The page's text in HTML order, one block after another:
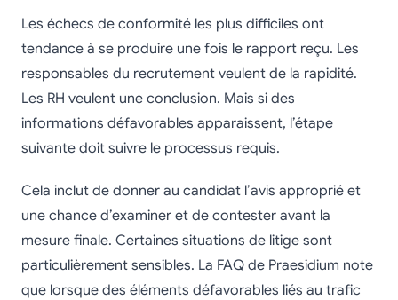
Les échecs de conformité les plus difficiles ont
tendance à se produire une fois le rapport reçu. Les
responsables du recrutement veulent de la rapidité.
Les RH veulent une conclusion. Mais si des
informations défavorables apparaissent, l’étape
suivante doit suivre le processus requis.
Cela inclut de donner au candidat l’avis approprié et
une chance d’examiner et de contester avant la
mesure finale. Certaines situations de litige sont
particulièrement sensibles. La FAQ de Praesidium note
que lorsque des éléments défavorables liés au trafic